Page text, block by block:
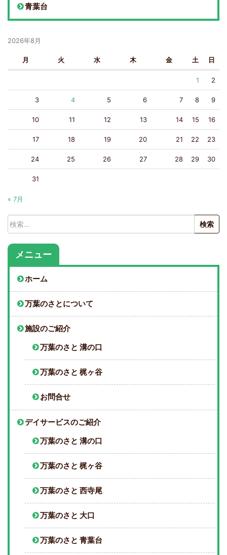
青葉台
2026年8月
月 火 水 木 金 土 日
1 2
3 4 5 6 7 8 9
10 11 12 13 14 15 16
17 18 19 20 21 22 23
24 25 26 27 28 29 30
31
« 7月
検
索:
メニュー
ホーム
万葉のさとについて
施設のご紹介
万葉のさと 溝の口
万葉のさと 梶ヶ谷
お問合せ
デイサービスのご紹介
万葉のさと 溝の口
万葉のさと 梶ヶ谷
万葉のさと 西寺尾
万葉のさと 大口
万葉のさと 青葉台